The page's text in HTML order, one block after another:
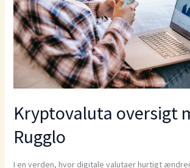
Kryptovaluta oversigt
Rugglo
I en verden, hvor digitale valutaer hurtigt